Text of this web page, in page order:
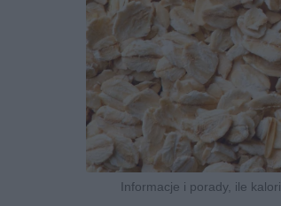
Informacje i porady, ile